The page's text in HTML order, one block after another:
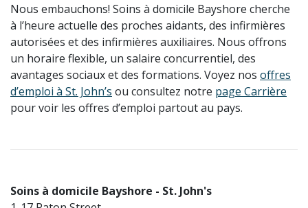
Nous embauchons! Soins à domicile Bayshore cherche
à l’heure actuelle des proches aidants, des infirmières
autorisées et des infirmières auxiliaires. Nous offrons
un horaire flexible, un salaire concurrentiel, des
avantages sociaux et des formations. Voyez nos offres
d’emploi à St. John’s ou consultez notre page Carrière
pour voir les offres d’emploi partout au pays.
Soins à domicile Bayshore - St. John's